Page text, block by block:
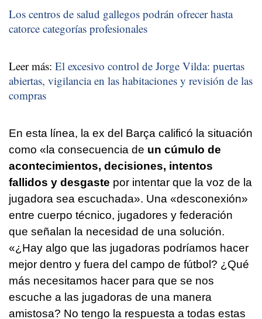
Los centros de salud gallegos podrán ofrecer hasta
catorce categorías profesionales
Leer más: El excesivo control de Jorge Vilda: puertas
abiertas, vigilancia en las habitaciones y revisión de las
compras
En esta línea, la ex del Barça calificó la situación
como «la consecuencia de un cúmulo de
acontecimientos, decisiones, intentos
fallidos y desgaste por intentar que la voz de la
jugadora sea escuchada». Una «desconexión»
entre cuerpo técnico, jugadores y federación
que señalan la necesidad de una solución.
«¿Hay algo que las jugadoras podríamos hacer
mejor dentro y fuera del campo de fútbol? ¿Qué
más necesitamos hacer para que se nos
escuche a las jugadoras de una manera
amistosa? No tengo la respuesta a todas estas